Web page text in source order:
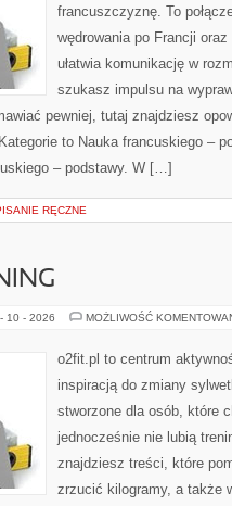
francuszczyznę. To
wędrowania po Francji
ułatwia komunikację w
szukasz impulsu na
pewniej, tutaj znajdziesz
to Nauka francuskiego –
– podstawy. W […]
RĘCZNE
10 - 2026 MOŻLIWOŚĆ
o2fit.pl to centrum
inspiracją do zmiany
stworzone dla osób, które
jednocześnie nie lubią
znajdziesz treści, które
zrzucić kilogramy, a także